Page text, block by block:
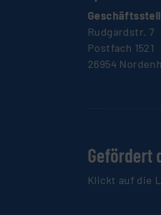
Rudgardstr. 7
Postfach 1521
26954
Gefördert
Klickt auf die